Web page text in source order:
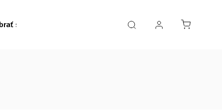
stôl Realizácie DuboveStoly.sk O nás